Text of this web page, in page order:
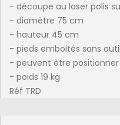
- découpe au laser polis
- diamètre 75 cm
- hauteur 45 cm
- pieds emboités sans
- peuvent être
- poids 19 kg
Réf TRD